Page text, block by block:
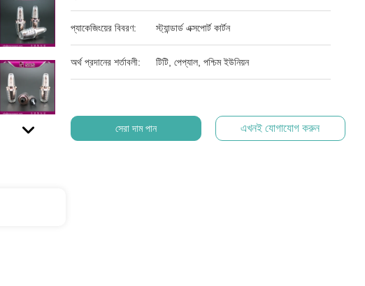
প্যাকেজিংয়ের বিবরণ: স্ট্যান্ডার্ড এক্সপোর্ট কার্টন
অর্থ প্রদানের শর্তাবলী: টিটি, পেপ্যাল, পশ্চিম ইউনিয়ন
সেরা দাম পান এখনই যোগাযোগ করুন